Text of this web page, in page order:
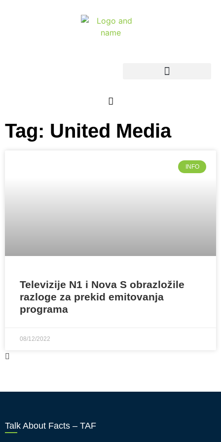
Tag: United Media
INFO
Televizije N1 i Nova S obrazložile
razloge za prekid emitovanja
programa
08/12/2022
Talk About Facts – TAF